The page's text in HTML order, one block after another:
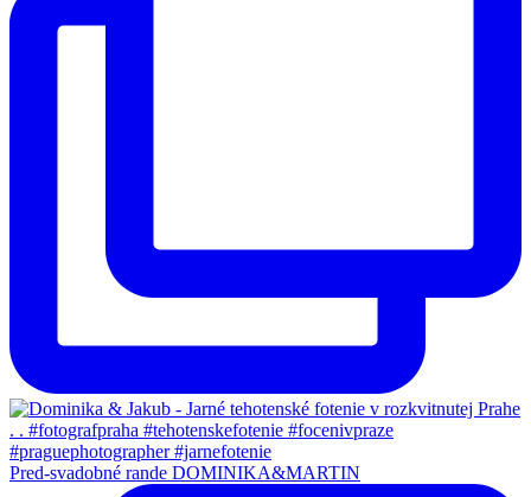
Pred-svadobné rande DOMINIKA&MARTIN